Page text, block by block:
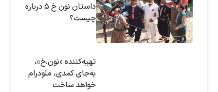
داستان نون خ ۵ درباره
چیست؟
تهیه‌کننده «نون.خ»،
به‌جای کمدی، ملودرام
خواهد ساخت